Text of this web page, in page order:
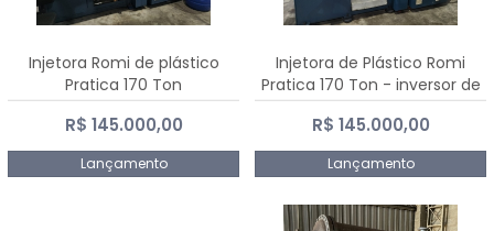
Injetora Romi de plástico
Pratica 170 Ton
R$ 145.000,00
Lançamento
Injetora de Plástico Romi
Pratica 170 Ton - inversor de
frequência NR 12
R$ 145.000,00
Lançamento